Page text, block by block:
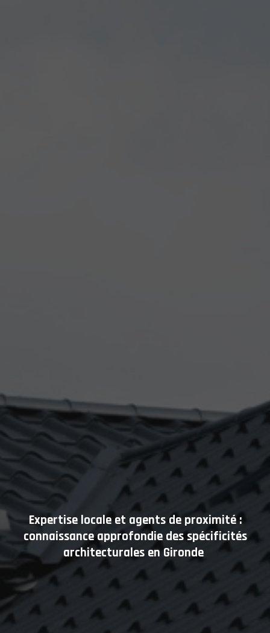
Expertise locale et agents de proximité :
connaissance approfondie des spécificités
architecturales en Gironde